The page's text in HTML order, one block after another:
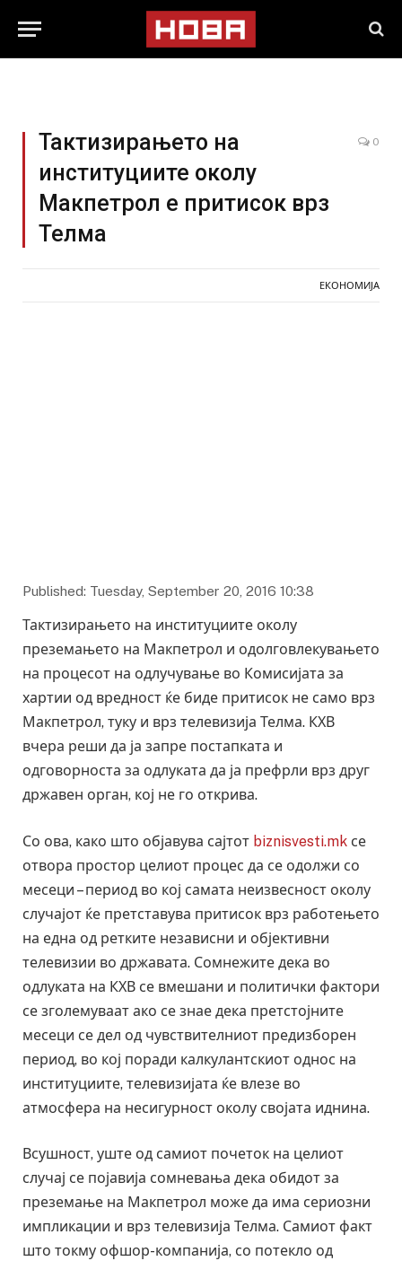
Тактизирањето на
институциите околу
Макпетрол е притисок врз
Телма
0
ЕКОНОМИЈА
Published: Tuesday, September 20, 2016 10:38
Тактизирањето на институциите околу
преземањето на Макпетрол и одолговлекувањето
на процесот на одлучување во Комисијата за
хартии од вредност ќе биде притисок не само врз
Макпетрол, туку и врз телевизија Телма. КХВ
вчера реши да ја запре постапката и
одговорноста за одлуката да ја префрли врз друг
државен орган, кој не го открива.
Со ова, како што објавува сајтот biznisvesti.mk се
отвора простор целиот процес да се одолжи со
месеци – период во кој самата неизвесност околу
случајот ќе претставува притисок врз работењето
на една од ретките независни и објективни
телевизии во државата. Сомнежите дека во
одлуката на КХВ се вмешани и политички фактори
се зголемуваат ако се знае дека претстојните
месеци се дел од чувствителниот предизборен
период, во кој поради калкулантскиот однос на
институциите, телевизијата ќе влезе во
атмосфера на несигурност околу својата иднина.
Всушност, уште од самиот почеток на целиот
случај се појавија сомневања дека обидот за
преземање на Макпетрол може да има сериозни
импликации и врз телевизија Телма. Самиот факт
што токму офшор-компанија, со потекло од